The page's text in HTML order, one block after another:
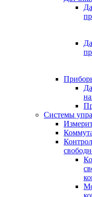
Системы